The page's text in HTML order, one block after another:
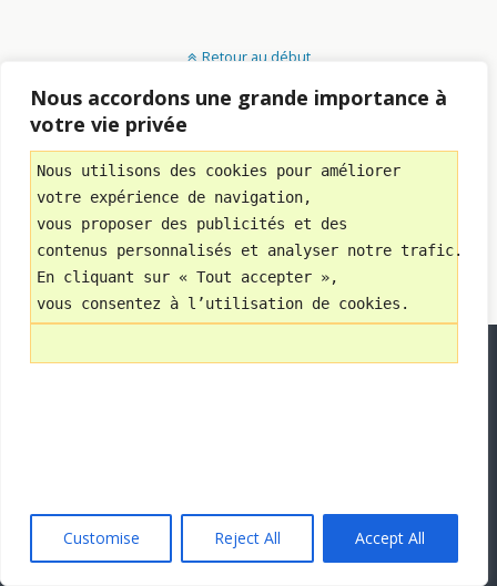
Nous accordons une grande importance à
votre vie privée
Nous utilisons des cookies pour améliorer
votre expérience de navigation,
vous proposer des publicités et des
contenus personnalisés et analyser notre trafic.
En cliquant sur « Tout accepter »,
vous consentez à l’utilisation de cookies.
Customise Reject All Accept All
Retour au début
Mobile Bureau
Avec
WPtouch Mobile Suite for WordPress